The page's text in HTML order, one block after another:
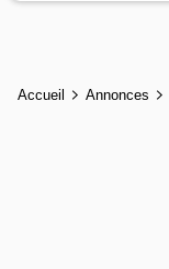
Accueil Annonces